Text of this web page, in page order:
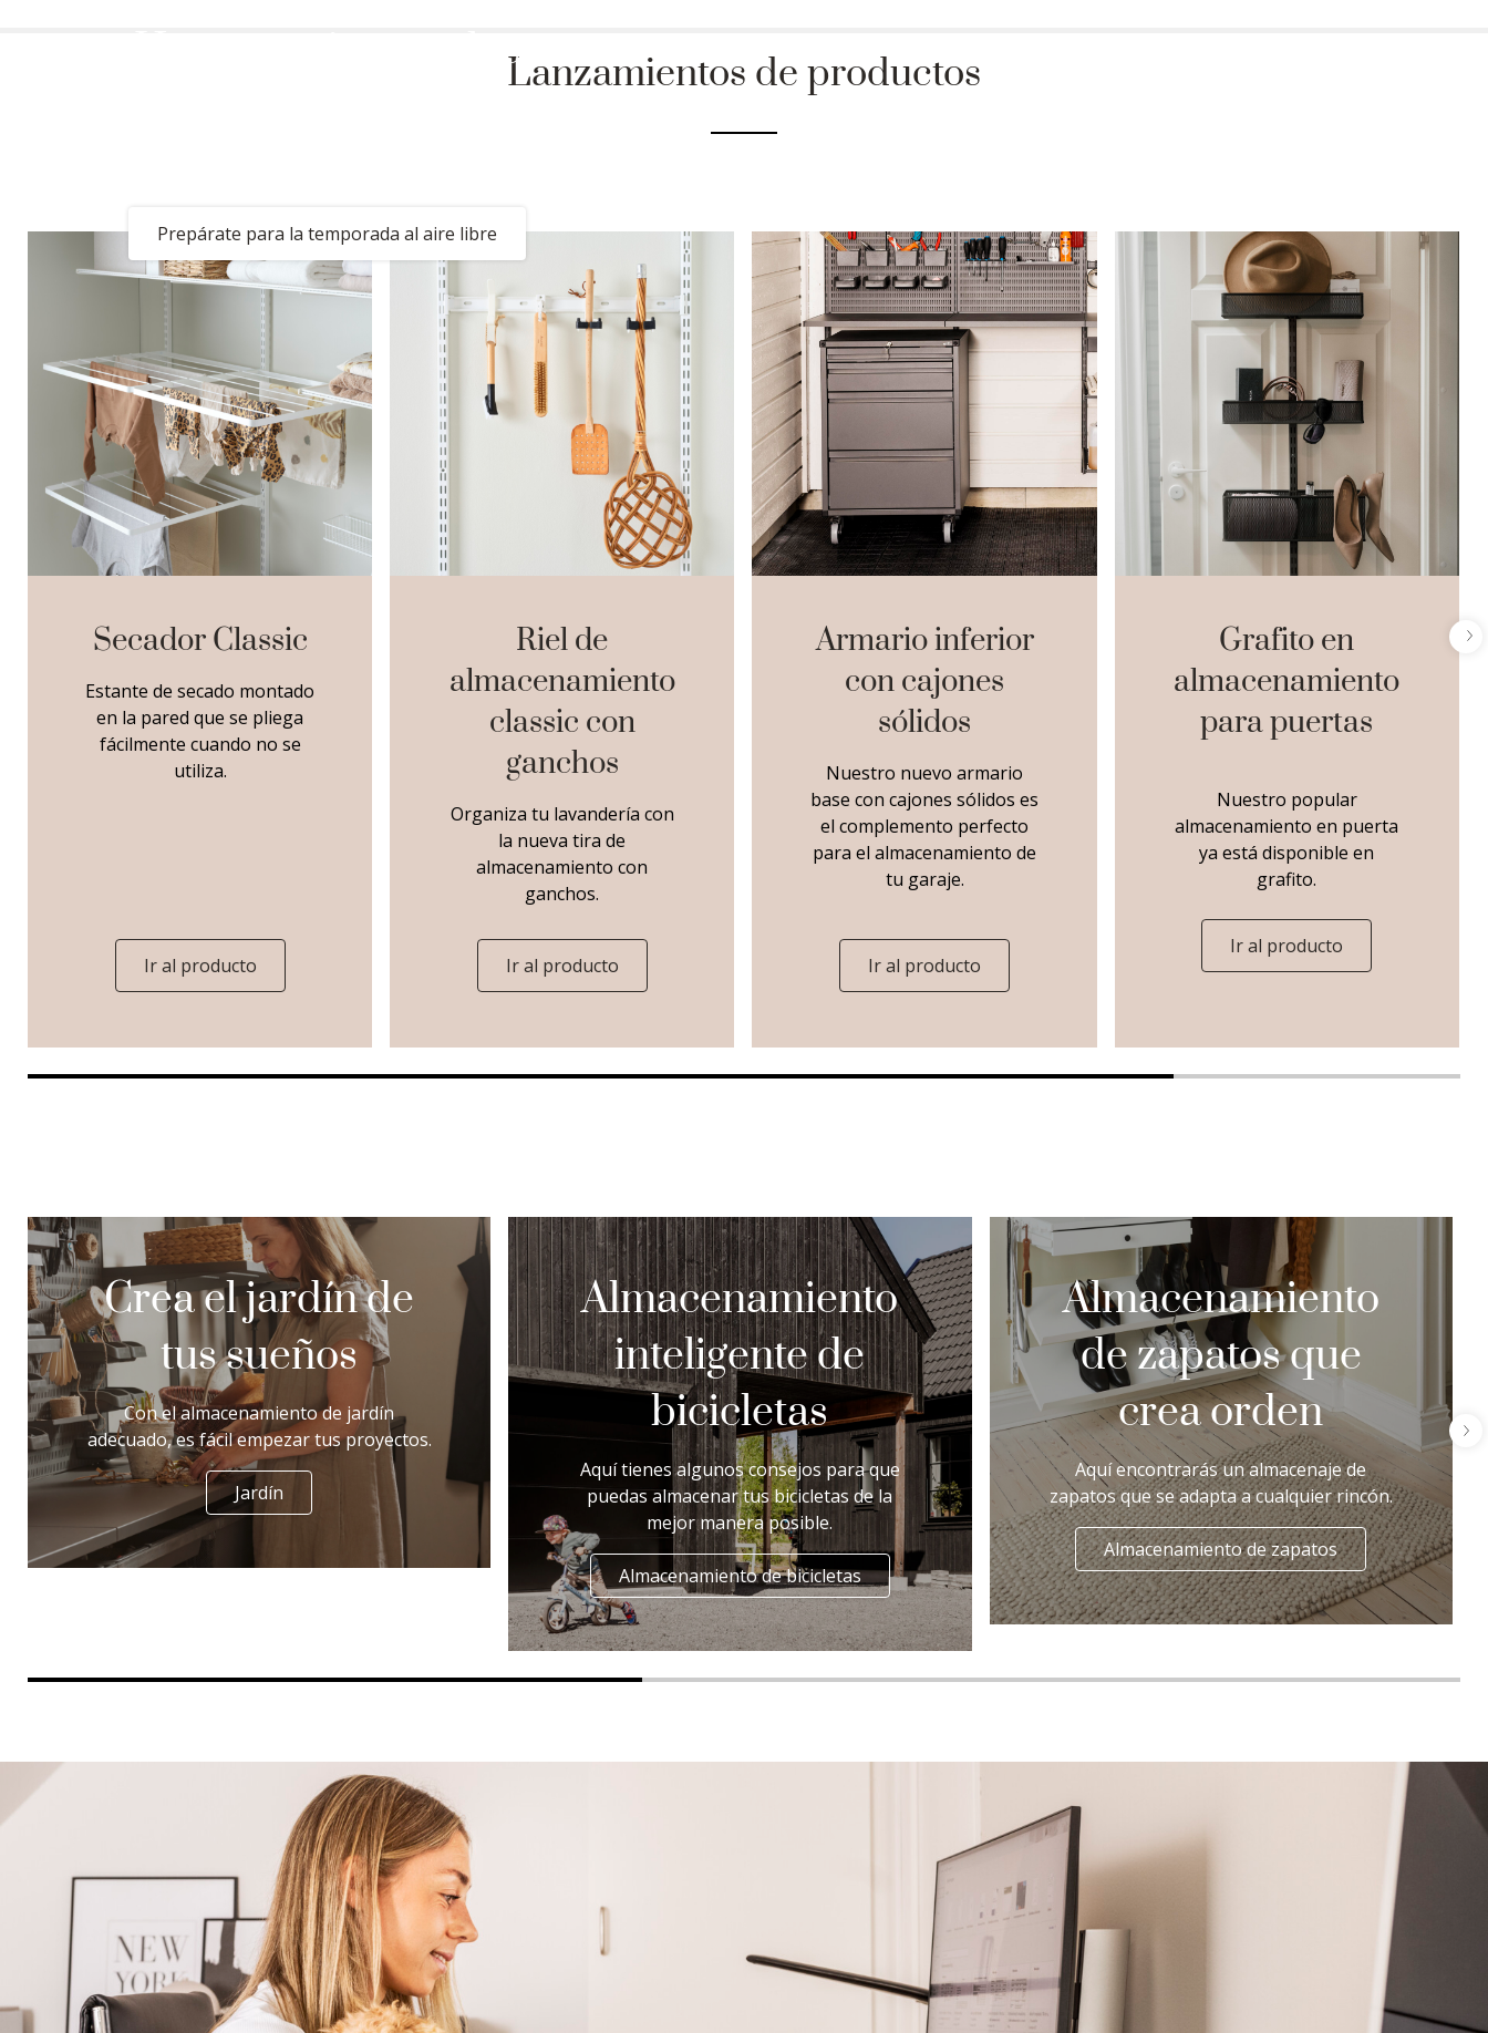
Haz espacio para los
Prepárate para la temporada al aire libre
Lanzamientos de productos
Secador Classic
Estante de secado montado
en la pared que se pliega
fácilmente cuando no se
utiliza.
Ir al producto
Riel de
almacenamiento
classic con
ganchos
Organiza tu lavandería con
la nueva tira de
almacenamiento con
ganchos.
Ir al producto
Armario inferior
con cajones
sólidos
Nuestro nuevo armario
base con cajones sólidos es
el complemento perfecto
para el almacenamiento de
tu garaje.
Ir al producto
Grafito en
almacenamiento
para puertas
Nuestro popular
almacenamiento en puerta
ya está disponible en
grafito.
Ir al producto
Crea el jardín de
tus sueños
Con el almacenamiento de jardín
adecuado, es fácil empezar tus proyectos.
Jardín
Almacenamiento
inteligente de
bicicletas
Aquí tienes algunos consejos para que
puedas almacenar tus bicicletas de la
mejor manera posible.
Almacenamiento de bicicletas
Almacenamiento
de zapatos que
crea orden
Aquí encontrarás un almacenaje de
zapatos que se adapta a cualquier rincón.
Almacenamiento de zapatos